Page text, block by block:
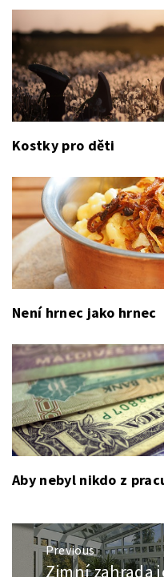
Kostky pro děti
Není hrnec jako hrnec
Aby nebyl nikdo z
Navigace
proPrevious
Previous
Zimní zahrada